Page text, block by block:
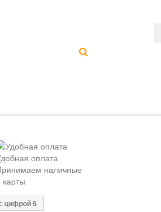
оплата
наличные
карты
цифрой 5